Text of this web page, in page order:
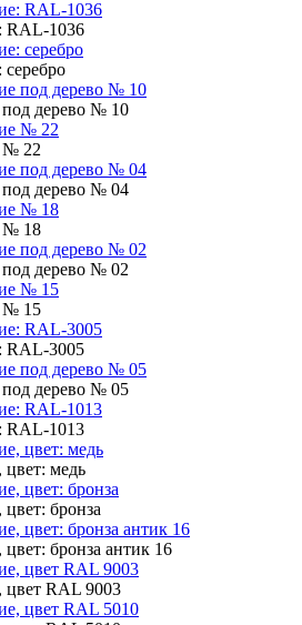
RAL-1036
дерево № 10
№ 22
дерево № 04
№ 18
дерево № 02
№ 15
RAL-3005
дерево № 05
RAL-1013
медь
бронза
бронза антик 16
RAL 9003